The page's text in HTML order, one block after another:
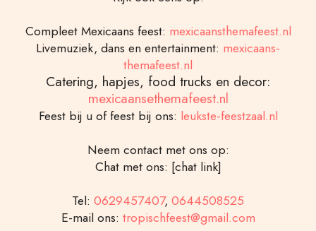
Compleet Mexicaans feest: mexicaansthemafeest.nl
Livemuziek, dans en entertainment: mexicaans-
themafeest.nl
Catering, hapjes, food trucks en decor:
mexicaansethemafeest.nl
Feest bij u of feest bij ons: leukste-feestzaal.nl
Neem contact met ons op:
Chat met ons: [chat link]
Tel: 0629457407, 0644508525
E-mail ons: tropischfeest@gmail.com